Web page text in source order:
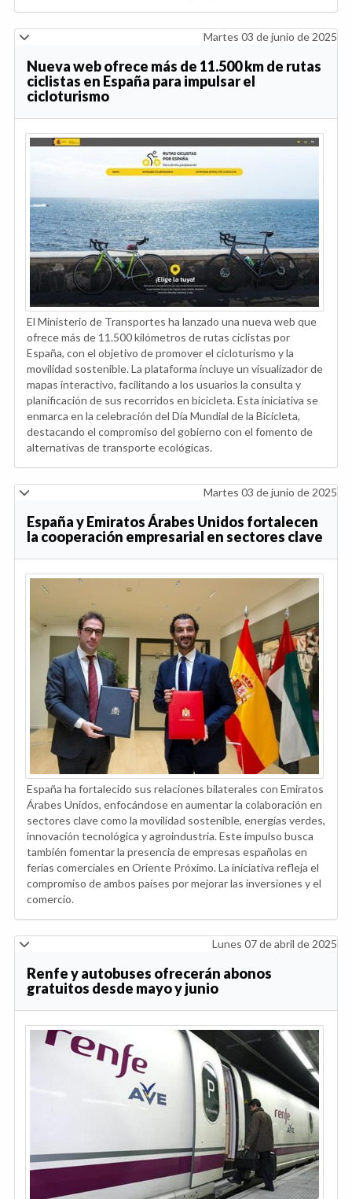
Martes 03 de junio de 2025
Nueva web ofrece más de 11.500 km de rutas
ciclistas en España para impulsar el
cicloturismo
El Ministerio de Transportes ha lanzado una nueva web que
ofrece más de 11.500 kilómetros de rutas ciclistas por
España, con el objetivo de promover el cicloturismo y la
movilidad sostenible. La plataforma incluye un visualizador de
mapas interactivo, facilitando a los usuarios la consulta y
planificación de sus recorridos en bicicleta. Esta iniciativa se
enmarca en la celebración del Día Mundial de la Bicicleta,
destacando el compromiso del gobierno con el fomento de
alternativas de transporte ecológicas.
Martes 03 de junio de 2025
España y Emiratos Árabes Unidos fortalecen
la cooperación empresarial en sectores clave
España ha fortalecido sus relaciones bilaterales con Emiratos
Árabes Unidos, enfocándose en aumentar la colaboración en
sectores clave como la movilidad sostenible, energías verdes,
innovación tecnológica y agroindustria. Este impulso busca
también fomentar la presencia de empresas españolas en
ferias comerciales en Oriente Próximo. La iniciativa refleja el
compromiso de ambos países por mejorar las inversiones y el
comercio.
Lunes 07 de abril de 2025
Renfe y autobuses ofrecerán abonos
gratuitos desde mayo y junio